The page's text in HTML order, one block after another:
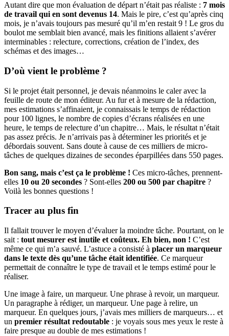
Autant dire que mon évaluation de départ n’était pas réaliste : 7 mois
de travail qui en sont devenus 14. Mais le pire, c’est qu’après cinq
mois, je n’avais toujours pas mesuré qu’il m’en restait 9 ! Le gros du
boulot me semblait bien avancé, mais les finitions allaient s’avérer
interminables : relecture, corrections, création de l’index, des
schémas et des images…
D’où vient le problème ?
Si le projet était personnel, je devais néanmoins le caler avec la
feuille de route de mon éditeur. Au fur et à mesure de la rédaction,
mes estimations s’affinaient, je connaissais le temps de rédaction
pour 100 lignes, le nombre de copies d’écrans réalisées en une
heure, le temps de relecture d’un chapitre… Mais, le résultat n’était
pas assez précis. Je n’arrivais pas à déterminer les priorités et je
débordais souvent. Sans doute à cause de ces milliers de micro-
tâches de quelques dizaines de secondes éparpillées dans 550 pages.
Bon sang, mais c’est ça le problème ! Ces micro-tâches, prennent-
elles 10 ou 20 secondes ? Sont-elles 200 ou 500 par chapitre ?
Voilà les bonnes questions !
Tracer au plus fin
Il fallait trouver le moyen d’évaluer la moindre tâche. Pourtant, on le
sait : tout mesurer est inutile et coûteux. Eh bien, non ! C’est
même ce qui m’a sauvé. L’astuce a consisté à placer un marqueur
dans le texte dès qu’une tâche était identifiée. Ce marqueur
permettait de connaître le type de travail et le temps estimé pour le
réaliser.
Une image à faire, un marqueur. Une phrase à revoir, un marqueur.
Un paragraphe à rédiger, un marqueur. Une page à relire, un
marqueur. En quelques jours, j’avais mes milliers de marqueurs… et
un premier résultat redoutable : je voyais sous mes yeux le reste à
faire presque au double de mes estimations !